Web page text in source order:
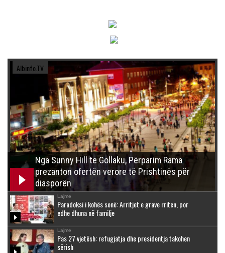
Albinfo.TV
Nga Sunny Hill te Gollaku, Përparim Rama
prezanton ofertën verore të Prishtinës për
diasporën
Lajme
Paradoksi i kohës sonë: Arritjet e grave rriten, por
edhe dhuna në familje
Lajme
Pas 27 vjetësh: refugjatja dhe presidentja takohen
sërish